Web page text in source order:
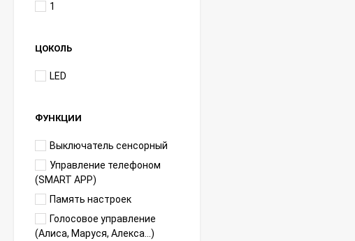
1
ЦОКОЛЬ
LED
ФУНКЦИИ
Выключатель сенсорный
Управление телефоном
(SMART APP)
Память настроек
Голосовое управление
(Алиса, Маруся, Алекса...)